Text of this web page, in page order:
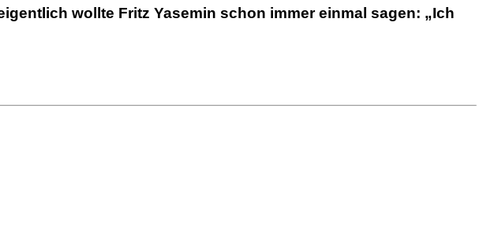
wollte Fritz Yasemin schon immer einmal sagen: „Ich